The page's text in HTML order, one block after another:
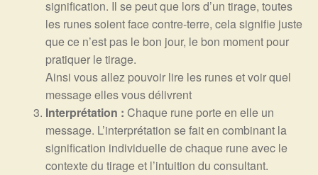
signification. Il se peut que lors d’un tirage, toutes
les runes soient face contre-terre, cela signifie juste
que ce n’est pas le bon jour, le bon moment pour
pratiquer le tirage.
Ainsi vous allez pouvoir lire les runes et voir quel
message elles vous délivrent
Interprétation : Chaque rune porte en elle un
message. L’interprétation se fait en combinant la
signification individuelle de chaque rune avec le
contexte du tirage et l’intuition du consultant.